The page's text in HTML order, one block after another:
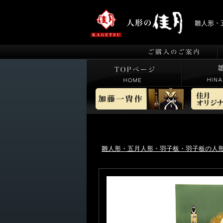
雛人形・
雛人形・五月人形・羽子板・羽子板の人